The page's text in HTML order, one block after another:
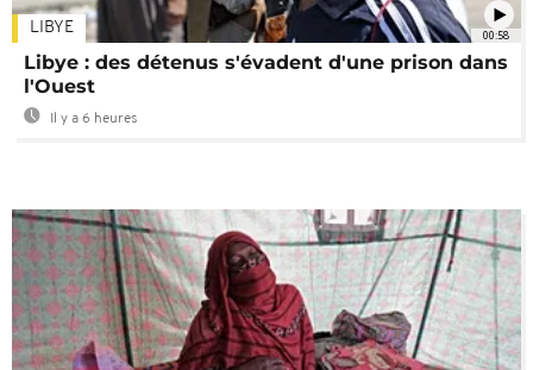
00:58
LIBYE
Libye : des détenus s'évadent d'une prison dans
l'Ouest
Il y a 6 heures